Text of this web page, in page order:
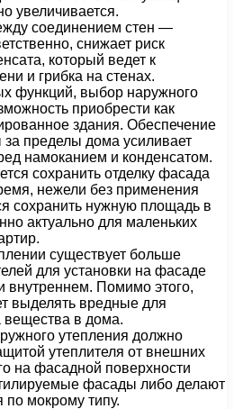
увеличивается.
соединением стен —
снижает риск
который ведет к
и грибка на стенах.
функций, выбор наружного
приобрести как
здания. Обеспечение
за пределы дома усиливает
намоканием и конденсатом.
сохранить отделку фасада
нежели без применения
сохранить нужную площадь в
актуально для маленьких
существует больше
для установки на фасаде
внутреннем. Помимо этого,
выделять вредные для
вещества в дома.
утепления должно
утеплителя от внешних
на фасадной поверхности
фасады либо делают
по мокрому типу.